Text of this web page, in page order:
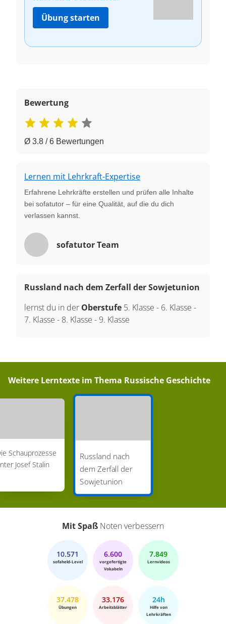
Übung starten
Bewertung
Ø 3.8 / 6 Bewertungen
Lernen mit Lehrkraft-Expertise
Erfahrene Lehrkräfte erstellen und prüfen alle Inhalte
bei sofatutor – für eine Qualität, auf die du dich
verlassen kannst.
sofatutor Team
Russland nach dem Zerfall der Sowjetunion
lernst du in der Oberstufe 5. Klasse - 6. Klasse -
7. Klasse - 8. Klasse -9. Klasse
Weitere Lerntexte im Thema Russische Geschichte
Schauprozesse
Josef Stalin
Russland nach
dem Zerfall der
Sowjetunion
Mit Spaß Noten verbessern
10.571
sofaheld-Level
6.600
vorgefertigte
Vokabeln
7.849
Lernvideos
37.478
Übungen
33.176
Arbeitsblätter
24h
Hilfe von
Lehrkräften